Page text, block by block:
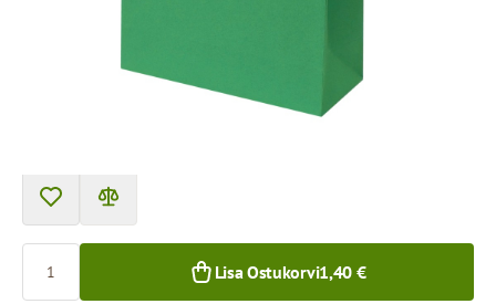
Lisa Ostukorvi1,40 €